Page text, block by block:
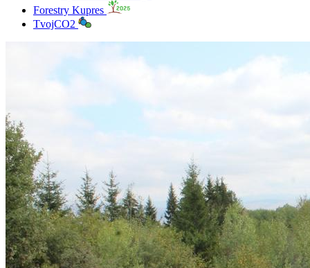
Forestry Kupres
TvojCO2